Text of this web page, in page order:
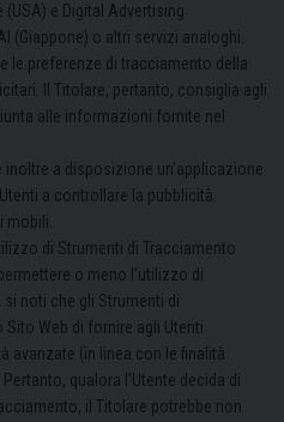
e Digital Advertising
(Giappone) o altri servizi analoghi.
le preferenze di tracciamento della
Il Titolare, pertanto, consiglia agli
alle informazioni fornite nel
a disposizione un’applicazione
a controllare la pubblicità
mobili.
di Strumenti di Tracciamento
o meno l’utilizzo di
noti che gli Strumenti di
Web di fornire agli Utenti
avanzate (in linea con le finalità
qualora l’Utente decida di
il Titolare potrebbe non